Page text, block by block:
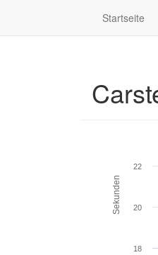
Startseite
Sekunden
18
20
22